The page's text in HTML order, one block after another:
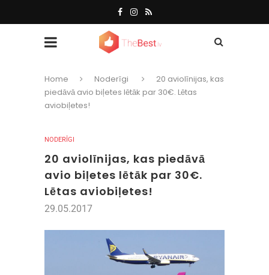
Home Noderīgi
20 aviolīnijas, kas
piedāvā avio biļetes lētāk par 30€. Lētas
aviobiļetes!
NODERĪGI
20 aviolīnijas, kas piedāvā
avio biļetes lētāk par 30€.
Lētas aviobiļetes!
29.05.2017